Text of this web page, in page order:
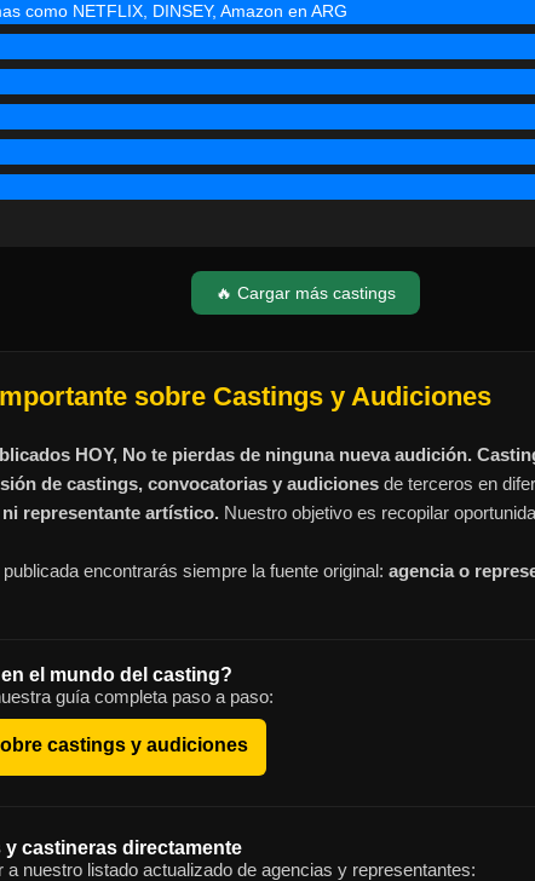
como NETFLIX, DINSEY, Amazon en ARG
🔥 Cargar más castings
sobre Castings y Audiciones
HOY, No te pierdas de ninguna nueva audición.
de castings, convocatorias y audiciones de terceros en
representante artístico. Nuestro objetivo es recopilar
encontrarás siempre la fuente original: agencia o
el mundo del casting?
guía completa paso a paso:
castings y audiciones
y castineras directamente
a nuestro listado actualizado de agencias y representantes: